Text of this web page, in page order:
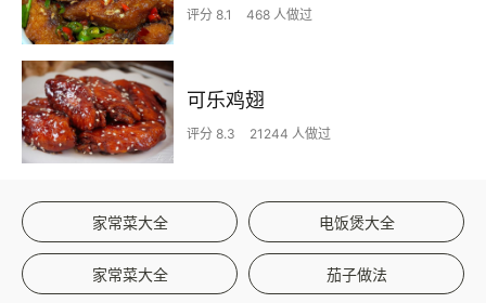
评分 8.1 468 人做过
可乐鸡翅
评分 8.3 21244 人做过
家常菜大全 电饭煲大全
家常菜大全 茄子做法